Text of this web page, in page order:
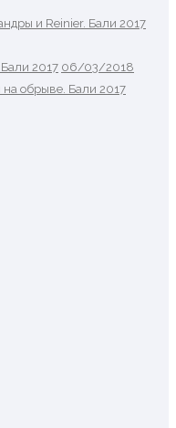
и Reinier. Бали 2017
2017 06/03/2018
обрыве. Бали 2017